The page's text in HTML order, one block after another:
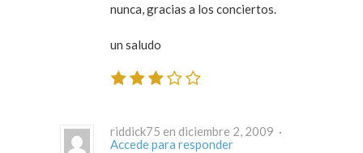
nunca, gracias a los conciertos.
un saludo
riddick75 en diciembre 2, 2009 ·
Accede para responder